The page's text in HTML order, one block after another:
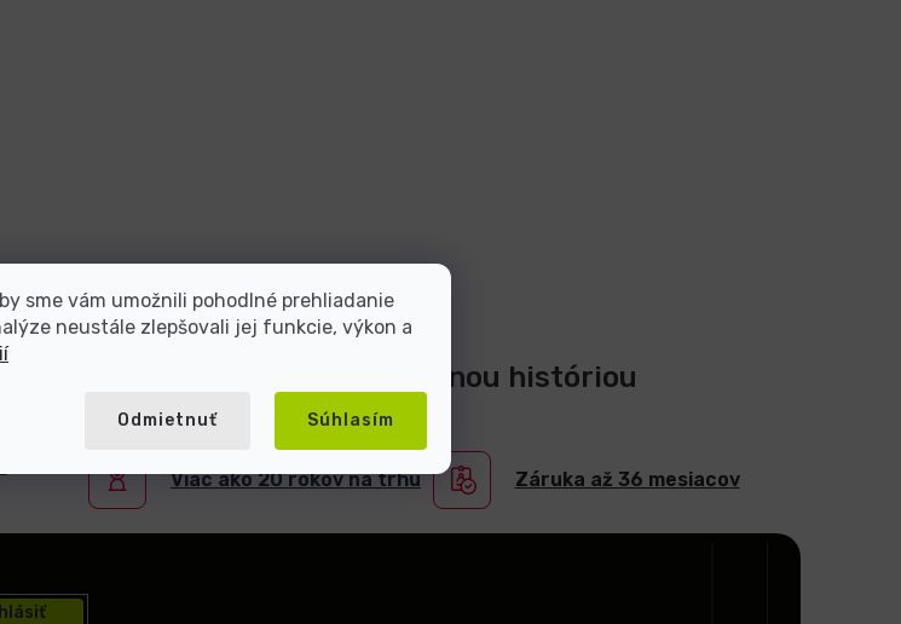
sme vám umožnili pohodlné prehliadanie
neustále zlepšovali jej funkcie, výkon a
Odmietnuť Súhlasím
elektroniky s viac ako 20-ročnou históriou
Viac ako 20 rokov na trhu Záruka až 36 mesiacov